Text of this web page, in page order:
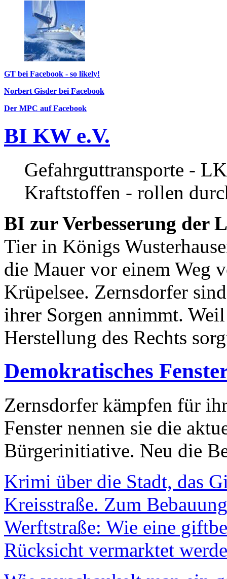
GT bei Facebook - so likely!
Norbert Gisder bei Facebook
Der MPC auf Facebook
BI KW e.V.
Gefahrguttransporte -
Kraftstoffen - rollen
BI zur Verbesserung der
Tier in Königs
die Mauer vor einem Weg
Krüpelsee. Zernsdorfer
ihrer Sorgen annimmt.
Herstellung des Rechts
Demokratisches
Zernsdorfer kämpfen für
Fenster nennen sie die
Bürgerinitiative. Neu die
Krimi über die Stadt, das
Kreisstraße. Zum
Werftstraße: Wie eine
Rücksicht vermarktet